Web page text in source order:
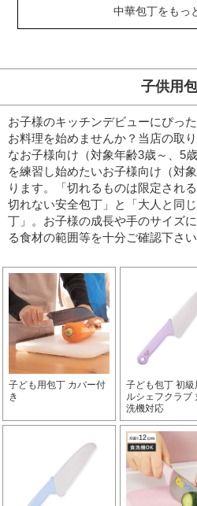
中華包丁をもっ
子供用
お子様のキッチンデビューにぴっ
お料理を始めませんか？ 当店の取
なお子様向け（対象年齢3歳～、5
を練習し始めたいお子様向け（対
ります。
「切れるものは限定され
切れない安全包丁」と「大人と同
丁」。 お子様の成長や手のサイズ
る食材の範囲等を十分ご確認下さい
子ども用包丁 カバー付
き
子ども包丁 初級
ルシェフクラブ
洗機対応